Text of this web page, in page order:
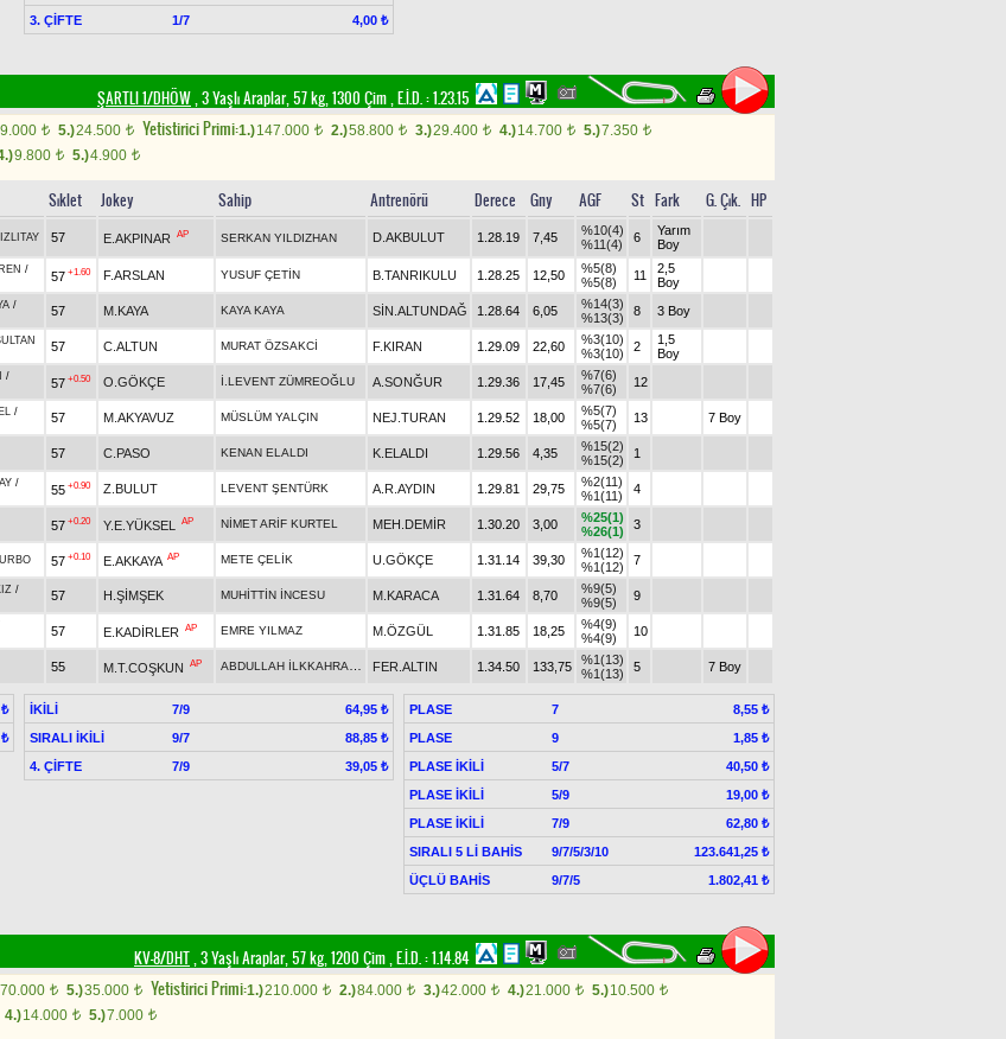
3. ÇİFTE
1/7 4,00 ₺
ŞARTLI 1/DHÖW, 3 Yaşlı Araplar, 57 kg, 1300 Çim,E.İ.D. :1.23.15
t 5.)24.500 t Yetistirici Primi:1.)147.000 t 2.)58.800 t 3.)29.400 t 4.)14.700 t 5.)7.350 t
9.800 t 5.)4.900 t
Sıklet Jokey Sahip Antrenörü Derece Gny AGF St Fark G. Çık. HP
57 E.AKPINAR AP SERKAN YILDIZHAN D.AKBULUT 1.28.19 7,45
%10(4)
%11(4)
6
Yarım
Boy
/
57 +1.60 F.ARSLAN YUSUF ÇETİN B.TANRIKULU 1.28.25 12,50
%5(8)
%5(8)
11
2,5
Boy
/
57 M.KAYA KAYA KAYA SİN.ALTUNDAĞ 1.28.64 6,05
%14(3)
%13(3)
8 3 Boy
57 C.ALTUN MURAT ÖZSAKCİ F.KIRAN 1.29.09 22,60
%3(10)
%3(10)
2
1,5
Boy
/
57 +0.50 O.GÖKÇE İ.LEVENT ZÜMREOĞLU A.SONĞUR 1.29.36 17,45
%7(6)
%7(6)
12
/
57 M.AKYAVUZ MÜSLÜM YALÇIN NEJ.TURAN 1.29.52 18,00
%5(7)
%5(7)
13 7 Boy
57 C.PASO KENAN ELALDI K.ELALDI 1.29.56 4,35
%15(2)
%15(2)
1
/
55 +0.90 Z.BULUT LEVENT ŞENTÜRK A.R.AYDIN 1.29.81 29,75
%2(11)
%1(11)
4
57 +0.20 Y.E.YÜKSEL AP NİMET ARİF KURTEL MEH.DEMİR 1.30.20 3,00
%25(1)
%26(1)
3
57 +0.10 E.AKKAYA AP METE ÇELİK U.GÖKÇE 1.31.14 39,30
%1(12)
%1(12)
7
/
57 H.ŞİMŞEK MUHİTTİN İNCESU M.KARACA 1.31.64 8,70
%9(5)
%9(5)
9
57 E.KADİRLER AP EMRE YILMAZ M.ÖZGÜL 1.31.85 18,25
%4(9)
%4(9)
10
55 M.T.COŞKUN AP FER.ALTIN 1.34.50 133,75
%1(13)
%1(13)
5 7 Boy
İKİLİ 7/9
64,95 ₺
SIRALI İKİLİ
9/7
88,85 ₺
4. ÇİFTE
7/9 39,05 ₺
PLASE 7
8,55 ₺
PLASE
9
1,85 ₺
PLASE İKİLİ
5/7
40,50 ₺
PLASE İKİLİ
5/9
19,00 ₺
PLASE İKİLİ
7/9
62,80 ₺
SIRALI 5 Lİ BAHİS
9/7/5/3/10
123.641,25 ₺
ÜÇLÜ BAHİS
9/7/5 1.802,41 ₺
KV-8/DHT, 3 Yaşlı Araplar, 57 kg, 1200 Çim,E.İ.D. :1.14.84
70.000 t 5.)35.000 t Yetistirici Primi:1.)210.000 t 2.)84.000 t 3.)42.000 t 4.)21.000 t 5.)10.500 t
4.)14.000 t 5.)7.000 t